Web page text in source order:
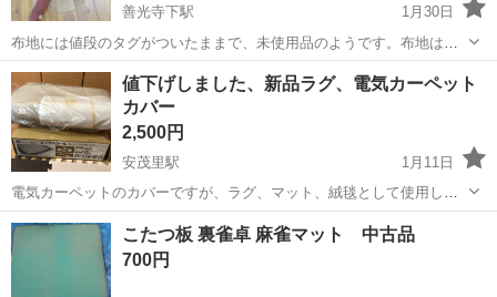
善光寺下駅
1月30日
布地には値段のタグがついたままで、未使用品のようです。布地はさ
ほど厚手ではなく、長さは計っていませんが、120cmほどでしょう
か。 直接引き取りにて、お願いいたします。
長野 長野市 善光寺下駅 カーペット/マット/ラグ
値下げしました、新品ラグ、電気カーペット
カバー
2,500円
安茂里駅
1月11日
電気カーペットのカバーですが、ラグ、マット、絨毯として使用して
頂けます、 優しい色合いとシンプルな模様です、 厚みがあり、肌触り
がとても柔らかくて良いです、 裏張り加工、 手洗い可能、 183×183
電気カーペッ...
長野 長野市 安茂里駅 カーペット/マット/ラグ
電気カーペット
こたつ板 裏雀卓 麻雀マット 中古品
700円